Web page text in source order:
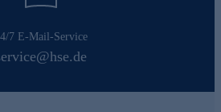
7 E-Mail-Service